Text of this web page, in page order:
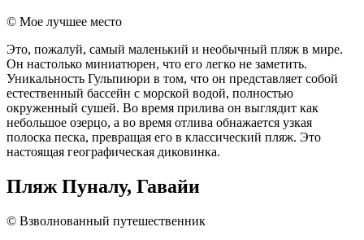
© Мое лучшее место
Это, пожалуй, самый маленький и необычный пляж в мире.
Он настолько миниатюрен, что его легко не заметить.
Уникальность Гульпиюри в том, что он представляет собой
естественный бассейн с морской водой, полностью
окруженный сушей. Во время прилива он выглядит как
небольшое озерцо, а во время отлива обнажается узкая
полоска песка, превращая его в классический пляж. Это
настоящая географическая диковинка.
Пляж Пуналу, Гавайи
© Взволнованный путешественник